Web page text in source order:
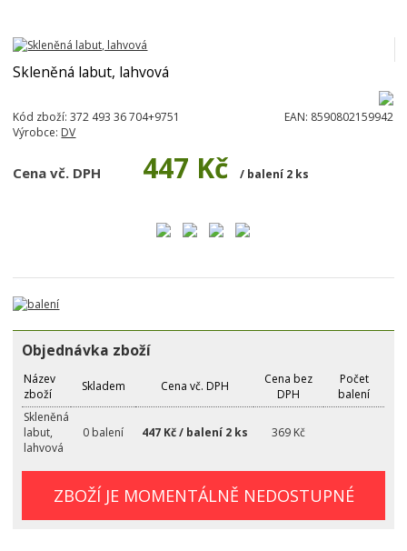
Skleněná labut, lahvová
Kód zboží: 372 493 36 704+9751 EAN: 8590802159942
Výrobce: DV
Cena vč. DPH 447 Kč / balení 2 ks
Objednávka zboží
Název
zboží
Skladem Cena vč. DPH
Cena bez
DPH
Počet
balení
Skleněná
labut,
lahvová
0 balení 447 Kč / balení 2 ks 369 Kč
ZBOŽÍ JE MOMENTÁLNĚ NEDOSTUPNÉ